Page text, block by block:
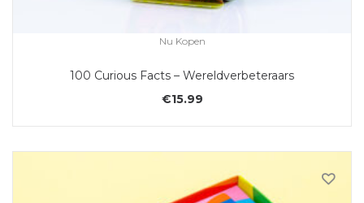
Nu Kopen
100 Curious Facts – Wereldverbeteraars
€15.99